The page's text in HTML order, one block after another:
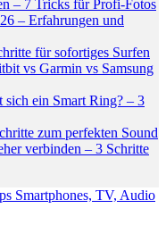
– 7 Tricks für Profi-Fotos
– Erfahrungen und
für sofortiges Surfen
vs Garmin vs Samsung
sich ein Smart Ring? – 3
zum perfekten Sound
verbinden – 3 Schritte